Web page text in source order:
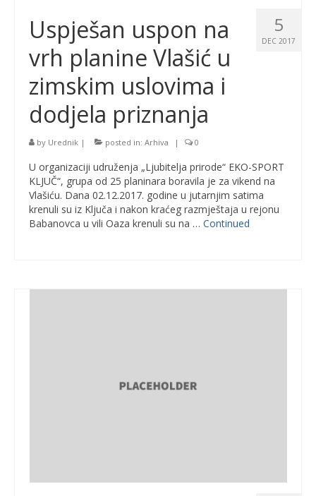
5
DEC 2017
Uspješan uspon na
vrh planine Vlašić u
zimskim uslovima i
dodjela priznanja
by Urednik | posted in: Arhiva | 0
U organizaciji udruženja „Ljubitelja prirode“ EKO-SPORT
KLJUČ“, grupa od 25 planinara boravila je za vikend na
Vlašiću. Dana 02.12.2017. godine u jutarnjim satima
krenuli su iz Ključa i nakon kraćeg razmještaja u rejonu
Babanovca u vili Oaza krenuli su na … Continued